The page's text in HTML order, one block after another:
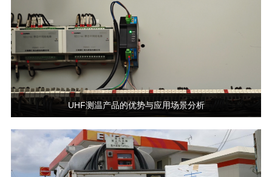
UHF测温产品的优势与应用场景分析